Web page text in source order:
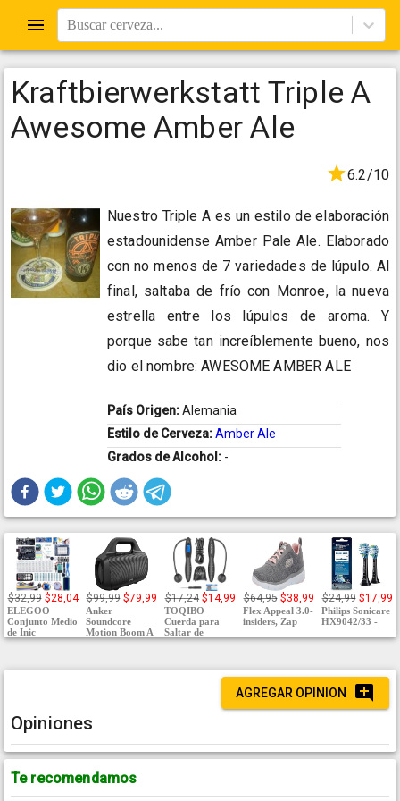
Buscar cerveza...
Kraftbierwerkstatt Triple A
Awesome Amber Ale
6.2/10
Nuestro Triple A es un estilo de elaboración
estadounidense Amber Pale Ale. Elaborado
con no menos de 7 variedades de lúpulo. Al
final, saltaba de frío con Monroe, la nueva
estrella entre los lúpulos de aroma. Y
porque sabe tan increíblemente bueno, nos
dio el nombre: AWESOME AMBER ALE
País Origen:Alemania
Estilo de Cerveza:Amber Ale
Grados de Alcohol: -
$32,99 $28,04
ELEGOO
Conjunto Medio
de Inic
$99,99 $79,99
Anker
Soundcore
Motion Boom A
$17,24 $14,99
TOQIBO
Cuerda para
Saltar de
$64,95 $38,99
Flex Appeal 3.0-
insiders, Zap
$24,99 $17,99
Philips Sonicare
HX9042/33 -
AGREGAR OPINION
Opiniones
Te recomendamos